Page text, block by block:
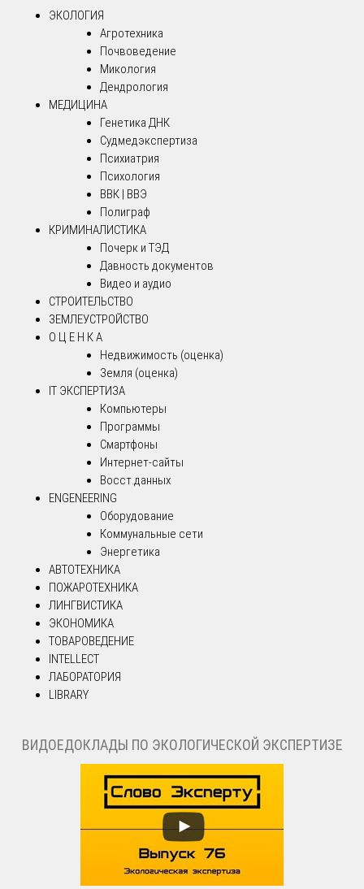
ЭКОЛОГИЯ
Агротехника
Почвоведение
Микология
Дендрология
МЕДИЦИНА
Генетика ДНК
Судмедэкспертиза
Психиатрия
Психология
ВВК | ВВЭ
Полиграф
КРИМИНАЛИСТИКА
Почерк и ТЭД
Давность документов
Видео и аудио
СТРОИТЕЛЬСТВО
ЗЕМЛЕУСТРОЙСТВО
О Ц Е Н К А
Недвижимость (оценка)
Земля (оценка)
IT ЭКСПЕРТИЗА
Компьютеры
Программы
Смартфоны
Интернет-сайты
Восст.данных
ENGENEERING
Оборудование
Коммунальные сети
Энергетика
АВТОТЕХНИКА
ПОЖАРОТЕХНИКА
ЛИНГВИСТИКА
ЭКОНОМИКА
ТОВАРОВЕДЕНИЕ
INTELLECT
ЛАБОРАТОРИЯ
LIBRARY
ВИДОЕДОКЛАДЫ ПО ЭКОЛОГИЧЕСКОЙ ЭКСПЕРТИЗЕ